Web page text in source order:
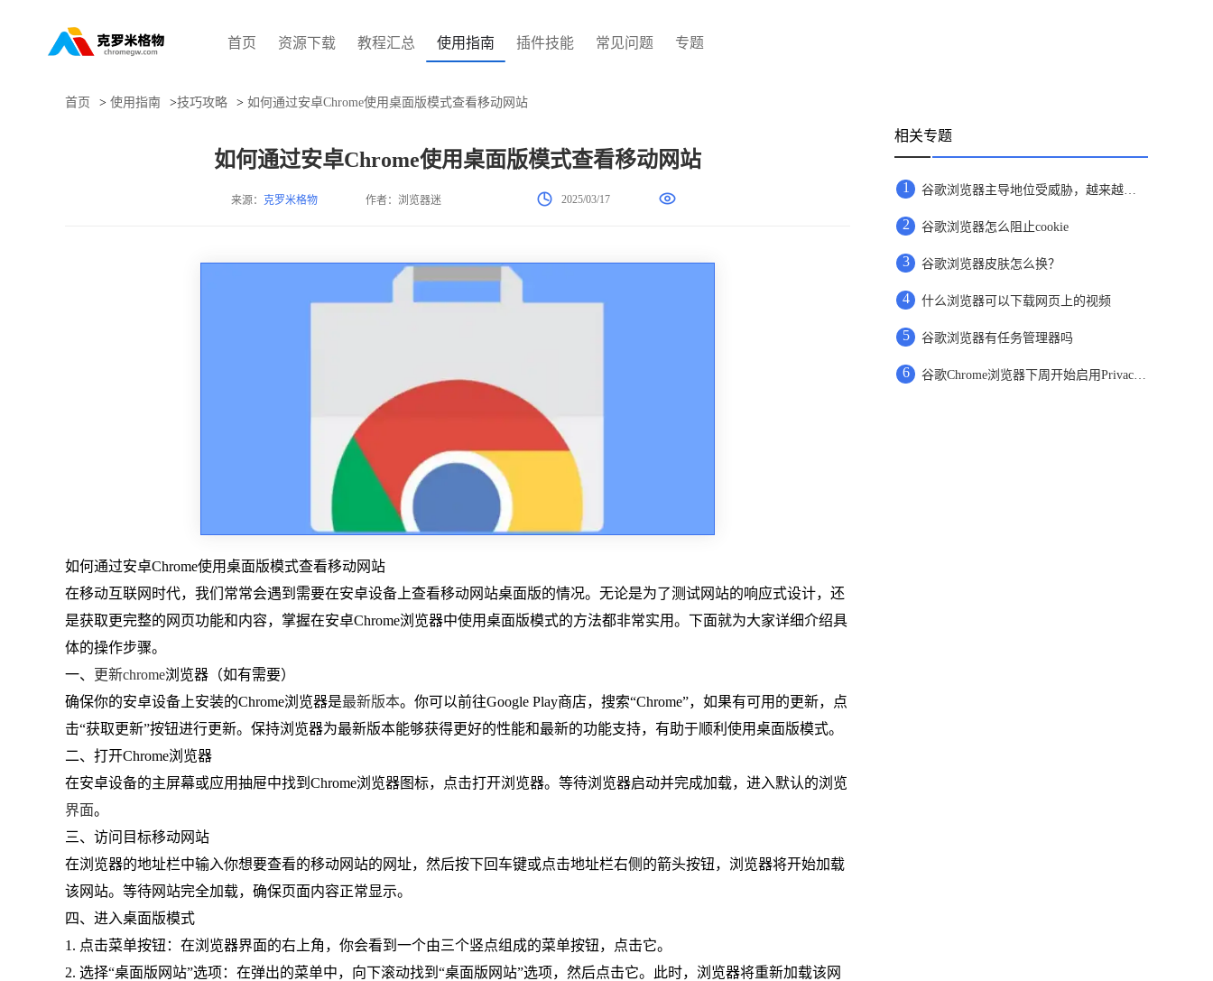
首页 资源下载 教程汇总 使用指南 插件技能 常见问题 专题
首页 > 使用指南 >技巧攻略 > 如何通过安卓Chrome使用桌面版模式查看移动网站
如何通过安卓Chrome使用桌面版模式查看移动网站
来源： 克罗米格物 作者：浏览器迷 2025/03/17
如何通过安卓Chrome使用桌面版模式查看移动网站
在移动互联网时代，我们常常会遇到需要在安卓设备上查看移动网站桌面版的情况。无论是为了测试网站的响应式设计，还
是获取更完整的网页功能和内容，掌握在安卓Chrome浏览器中使用桌面版模式的方法都非常实用。下面就为大家详细介绍具
体的操作步骤。
一、
更新chrome浏览器（如有需要）
确保你的安卓设备上安装的Chrome浏览器是最新版本。你可以前往Google Play商店，搜索“Chrome”，如果有可用的更新，点
击“获取更新”按钮进行更新。保持浏览器为最新版本能够获得更好的性能和最新的功能支持，有助于顺利使用桌面版模式。
二、打开Chrome浏览器
在安卓设备的主屏幕或应用抽屉中找到Chrome浏览器图标，点击打开浏览器。等待浏览器启动并完成加载，进入默认的浏览
界面。
三、访问目标移动网站
在浏览器的地址栏中输入你想要查看的移动网站的网址，然后按下回车键或点击地址栏右侧的箭头按钮，浏览器将开始加载
该网站。等待网站完全加载，确保页面内容正常显示。
四、进入桌面版模式
1. 点击菜单按钮：在浏览器界面的右上角，你会看到一个由三个竖点组成的菜单按钮，点击它。
2. 选择“桌面版网站”选项：在弹出的菜单中，向下滚动找到“桌面版网站”选项，然后点击它。此时，浏览器将重新加载该网
相关专题
1 谷歌浏览器主导地位受威胁，越来越多用户选择bing
2 谷歌浏览器怎么阻止cookie
3 谷歌浏览器皮肤怎么换？
4 什么浏览器可以下载网页上的视频
5 谷歌浏览器有任务管理器吗
6 谷歌Chrome浏览器下周开始启用Privacy Sandbox